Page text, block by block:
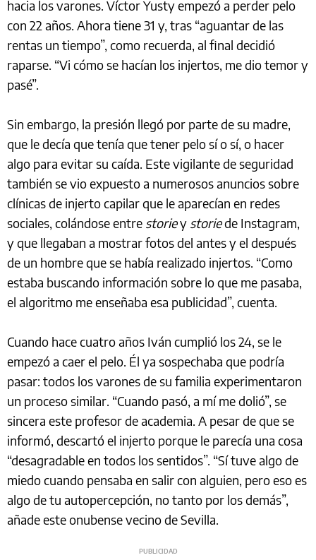
hacia los varones. Víctor Yusty empezó a perder pelo
con 22 años. Ahora tiene 31 y, tras “aguantar de las
rentas un tiempo”, como recuerda, al final decidió
raparse. “Vi cómo se hacían los injertos, me dio temor y
pasé”.
Sin embargo, la presión llegó por parte de su madre,
que le decía que tenía que tener pelo sí o sí, o hacer
algo para evitar su caída. Este vigilante de seguridad
también se vio expuesto a numerosos anuncios sobre
clínicas de injerto capilar que le aparecían en redes
sociales, colándose entre storiey storiede Instagram,
y que llegaban a mostrar fotos del antes y el después
de un hombre que se había realizado injertos. “Como
estaba buscando información sobre lo que me pasaba,
el algoritmo me enseñaba esa publicidad”, cuenta.
Cuando hace cuatro años Iván cumplió los 24, se le
empezó a caer el pelo. Él ya sospechaba que podría
pasar: todos los varones de su familia experimentaron
un proceso similar. “Cuando pasó, a mí me dolió”, se
sincera este profesor de academia. A pesar de que se
informó, descartó el injerto porque le parecía una cosa
“desagradable en todos los sentidos”. “Sí tuve algo de
miedo cuando pensaba en salir con alguien, pero eso es
algo de tu autopercepción, no tanto por los demás”,
añade este onubense vecino de Sevilla.